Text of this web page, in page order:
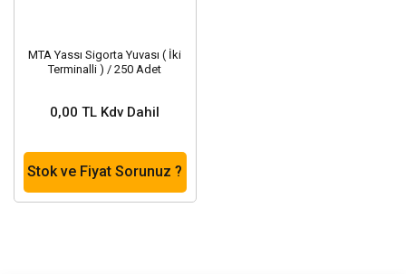
MTA Yassı Sigorta Yuvası ( İki
Terminalli ) / 250 Adet
0,00 TL Kdv Dahil
Stok ve Fiyat Sorunuz ?